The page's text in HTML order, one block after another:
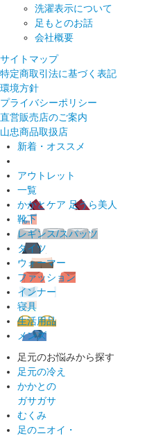
洗濯表示について
足もとのお話
会社概要
サイトマップ
特定商取引法に基づく表記
環境方針
プライバシーポリシー
直営販売店のご案内
山忠商品取扱店
新着・オススメ
アウトレット
一覧
かかとケア 足うら美人
靴下
レギンス/スパッツ
タイツ
ウォーマー
ファッション
インナー
寝具
生活用品
メンズ
足元のお悩みから探す
足元の冷え
かかとの
ガサガサ
むくみ
足のニオイ・